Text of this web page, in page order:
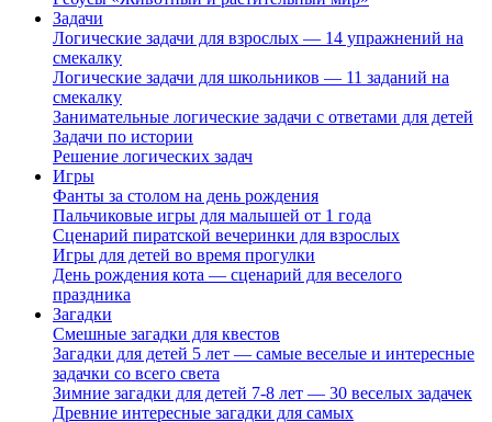
Задачи
Логические задачи для взрослых — 14 упражнений на
смекалку
Логические задачи для школьников — 11 заданий на
смекалку
Занимательные логические задачи с ответами для детей
Задачи по истории
Решение логических задач
Игры
Фанты за столом на день рождения
Пальчиковые игры для малышей от 1 года
Сценарий пиратской вечеринки для взрослых
Игры для детей во время прогулки
День рождения кота — сценарий для веселого
праздника
Загадки
Смешные загадки для квестов
Загадки для детей 5 лет — самые веселые и интересные
задачки со всего света
Зимние загадки для детей 7-8 лет — 30 веселых задачек
Древние интересные загадки для самых